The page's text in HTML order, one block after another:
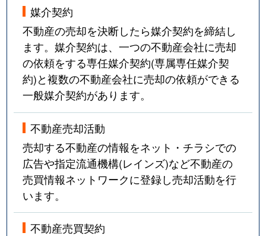
媒介契約
不動産の売却を決断したら媒介契約を締結し
ます。媒介契約は、一つの不動産会社に売却
の依頼をする専任媒介契約(専属専任媒介契
約)と複数の不動産会社に売却の依頼ができる
一般媒介契約があります。
不動産売却活動
売却する不動産の情報をネット・チラシでの
広告や指定流通機構(レインズ)など不動産の
売買情報ネットワークに登録し売却活動を行
います。
不動産売買契約